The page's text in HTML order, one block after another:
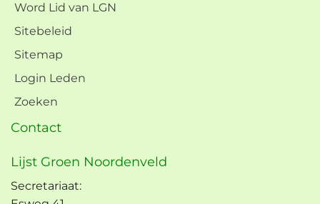
Word Lid van LGN
Sitebeleid
Sitemap
Login Leden
Zoeken
Contact
Lijst Groen Noordenveld
Secretariaat: